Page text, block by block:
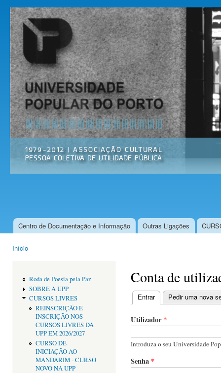
Universidade
Popular do
Porto
Associação
Cultural
Menu principal
Centro de Documentação e Informação Outras Ligações
Início
Roda de Poesia pela Paz
SOBRE A UPP
CURSOS LIVRES
REINSCRIÇÃO E
INSCRIÇÃO NOS
CURSOS LIVRES DA
UPP EM 2026/2027
CURSO DE
INICIAÇÃO AO
MANDARIM - CURSO
NOVO NA UPP
Conta de
Separadores
Entrar(separador ativo)
Pedir uma nova
Utilizador*
Introduza o seu Universidade
Senha *